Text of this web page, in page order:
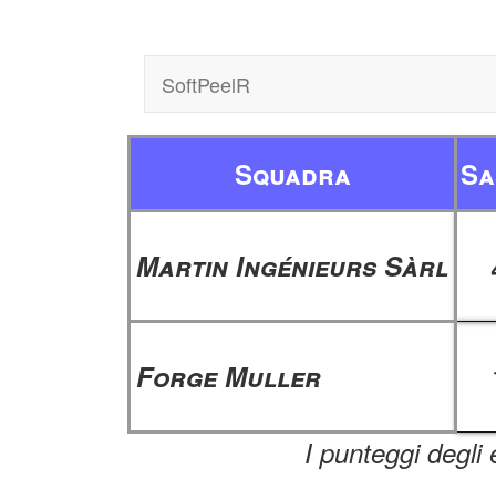
SoftPeelR
Squadra
Martin Ingénieurs Sàrl
Forge Muller
I punteggi degli